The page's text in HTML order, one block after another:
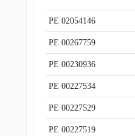
PE 02054146
PE 00267759
PE 00230936
PE 00227534
PE 00227529
PE 00227519